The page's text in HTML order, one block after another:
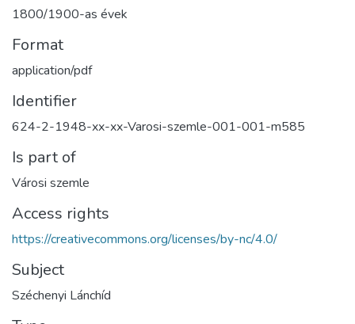
1800/1900-as évek
Format
application/pdf
Identifier
624-2-1948-xx-xx-Varosi-szemle-001-001-m585
Is part of
Városi szemle
Access rights
https://creativecommons.org/licenses/by-nc/4.0/
Subject
Széchenyi Lánchíd